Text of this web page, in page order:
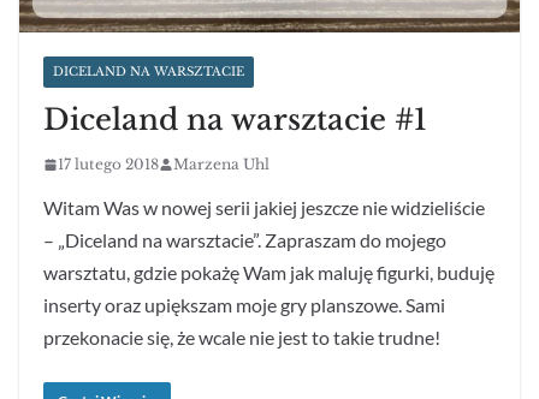
DICELAND NA WARSZTACIE
Diceland na warsztacie #1
17 lutego 2018 Marzena Uhl
Witam Was w nowej serii jakiej jeszcze nie widzieliście
– „Diceland na warsztacie”. Zapraszam do mojego
warsztatu, gdzie pokażę Wam jak maluję figurki, buduję
inserty oraz upiększam moje gry planszowe. Sami
przekonacie się, że wcale nie jest to takie trudne!